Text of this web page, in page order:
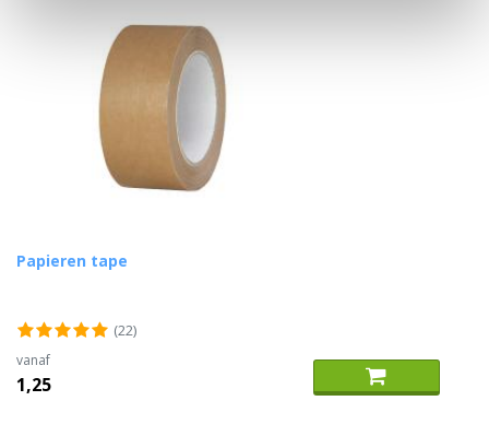
Papieren tape
(22)
vanaf
1,25